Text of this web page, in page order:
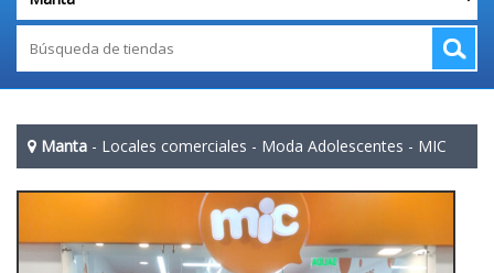
Manta - Locales comerciales - Moda Adolescentes - MIC